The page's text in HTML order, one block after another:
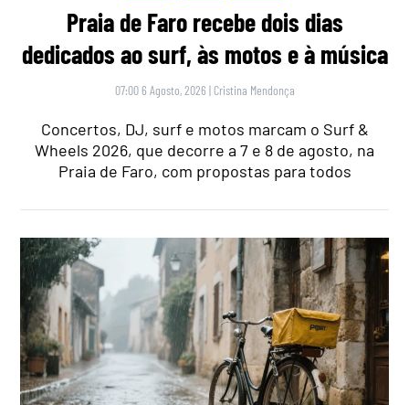
Praia de Faro recebe dois dias
dedicados ao surf, às motos e à música
07:00 6 Agosto, 2026 | Cristina Mendonça
Concertos, DJ, surf e motos marcam o Surf &
Wheels 2026, que decorre a 7 e 8 de agosto, na
Praia de Faro, com propostas para todos